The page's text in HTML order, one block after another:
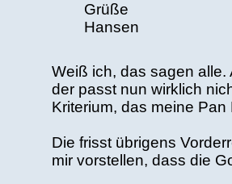
Grüße
Hansen
Weiß ich, das sagen
der passt nun wirklich
Kriterium, das meine
Die frisst übrigens
mir vorstellen, dass die